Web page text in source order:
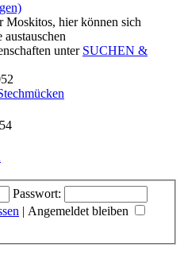
Moskitos, hier können sich
unter SUCHEN &
Passwort:
| Angemeldet bleiben